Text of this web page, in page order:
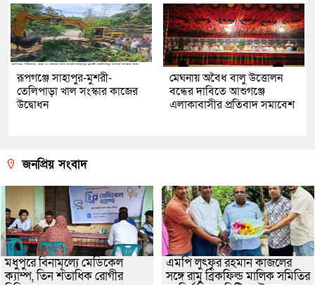
রূপগঞ্জে সাহাপুর-মুশরী-
তেলিপাড়া খাল সংস্কার কাজের
উদ্বোধন
মেঘনায় অবৈধ বালু উত্তোলন
বন্ধের দাবিতে আশুগঞ্জে
এলাকাবাসীর প্রতিবাদ সমাবেশ
জনপ্রিয় সংবাদ
মধুপুরে বিনামূল্যে মেডিকেল
ক্যাম্প, তিন শতাধিক রোগীর
এমপি লুৎফুর রহমান কাজলের
সঙ্গে রামু ব্রিকফিল্ড মালিক সমিতির